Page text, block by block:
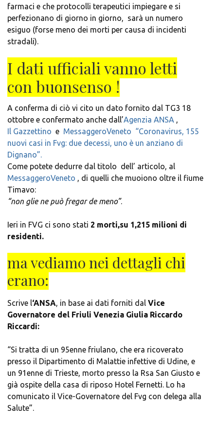
farmaci e che protocolli terapeutici impiegare e si
perfezionano di giorno in giorno, sarà un numero
esiguo (forse meno dei morti per causa di incidenti
stradali).
I dati ufficiali vanno letti
con buonsenso !
A conferma di ciò vi cito un dato fornito dal TG3 18
ottobre e confermato anche dall’Agenzia ANSA ,
Il Gazzettino e MessaggeroVeneto “Coronavirus, 155
nuovi casi in Fvg: due decessi, uno è un anziano di
Dignano”.
Come potete dedurre dal titolo dell’ articolo, al
MessaggeroVeneto , di quelli che muoiono oltre il fiume
Timavo:
“non glie ne può fregar de meno”.
Ieri in FVG ci sono stati 2 morti,su 1,215 milioni di
residenti.
ma vediamo nei dettagli chi
erano:
Scrive l‘ANSA, in base ai dati forniti dal Vice
Governatore del Friuli Venezia Giulia Riccardo
Riccardi:
“Si tratta di un 95enne friulano, che era ricoverato
presso il Dipartimento di Malattie infettive di Udine, e
un 91enne di Trieste, morto presso la Rsa San Giusto e
già ospite della casa di riposo Hotel Fernetti. Lo ha
comunicato il Vice-Governatore del Fvg con delega alla
Salute”.